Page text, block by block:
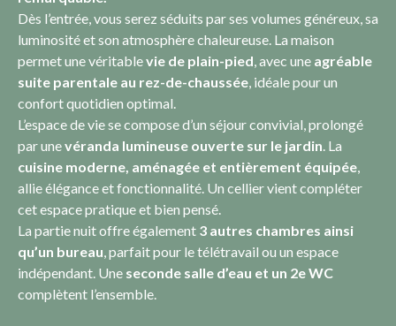
Dès l’entrée, vous serez séduits par ses volumes généreux, sa
luminosité et son atmosphère chaleureuse. La maison
permet une véritablevie de plain-pied, avec une agréable
suite parentale au rez-de-chaussée, idéale pour un
confort quotidien optimal.
L’espace de vie se compose d’un séjour convivial, prolongé
par unevéranda lumineuse ouverte sur le jardin. La
cuisine moderne, aménagée et entièrement équipée,
allie élégance et fonctionnalité. Un cellier vient compléter
cet espace pratique et bien pensé.
La partie nuit offre également 3 autres chambres ainsi
qu’un bureau, parfait pour le télétravail ou un espace
indépendant. Une seconde salle d’eau et un 2e WC
complètent l’ensemble.